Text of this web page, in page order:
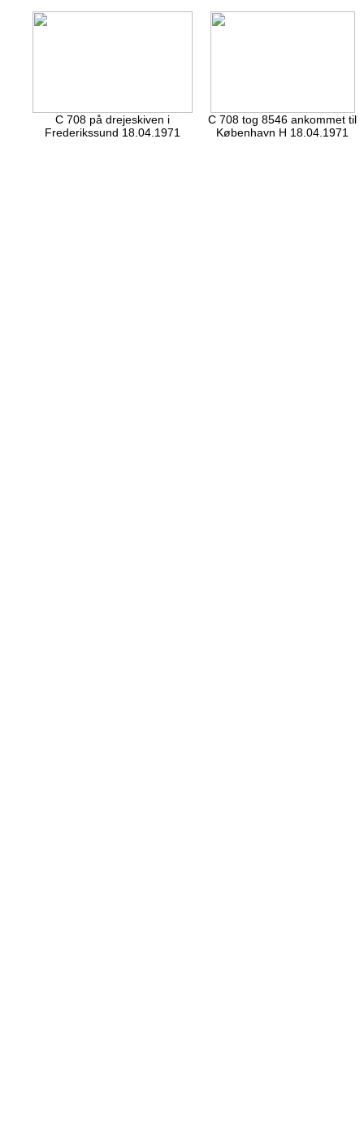
C 708 på drejeskiven i
Frederikssund 18.04.1971
C 708 tog 8546 ankommet til
København H 18.04.1971